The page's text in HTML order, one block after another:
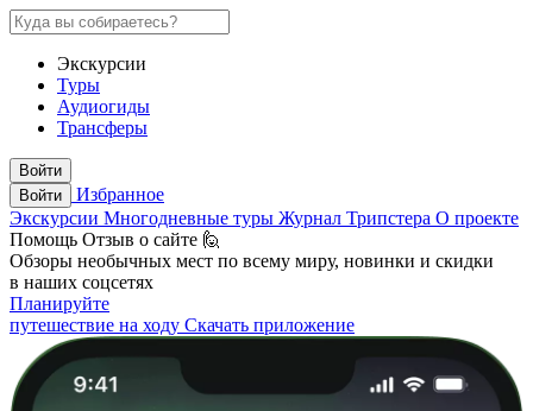
Экскурсии
Туры
Аудиогиды
Трансферы
Войти
Войти
Избранное
Экскурсии Многодневные туры Журнал Трипстера О проекте
Помощь Отзыв о сайте 🙋
Обзоры необычных мест по всему миру, новинки и скидки
в наших соцсетях
Планируйте
путешествие на ходу Скачать приложение